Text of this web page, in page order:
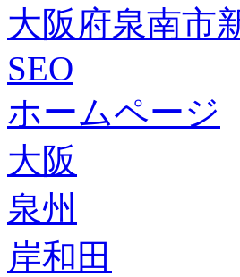
大阪府泉南市
SEO
ホームページ
大阪
泉州
岸和田